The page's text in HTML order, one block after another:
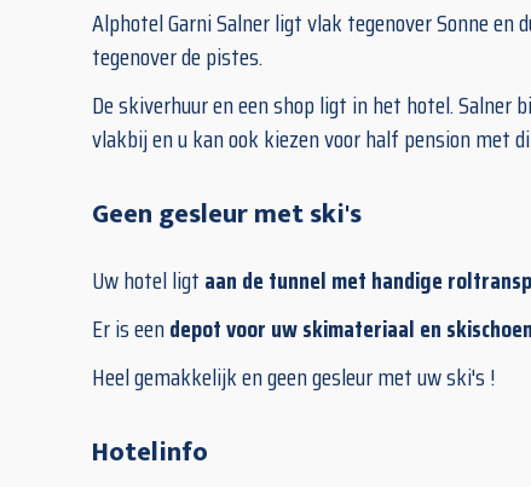
Alphotel Garni Salner ligt vlak tegenover Sonne
tegenover de pistes.
De skiverhuur en een shop ligt in het hotel.
vlakbij en u kan ook kiezen voor half pension met
Geen gesleur met ski's
Uw hotel ligtaan de tunnel met handige
Er is eendepot voor uw skimateriaal en
Heel gemakkelijk en geen gesleur met uw ski's !
Hotelinfo